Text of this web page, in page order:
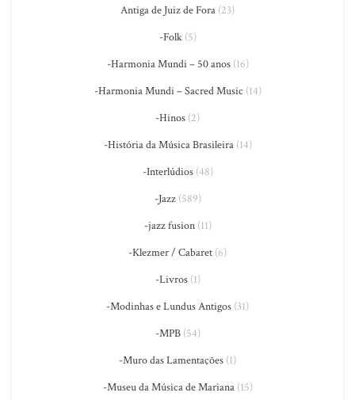
Antiga de Juiz de Fora (23)
-Folk(5)
-Harmonia Mundi – 50 anos(16)
-Harmonia Mundi – Sacred Music (14)
-Hinos (2)
-História da Música Brasileira(14)
-Interlúdios(48)
-Jazz(589)
-jazz fusion(11)
-Klezmer / Cabaret (6)
-Livros(1)
-Modinhas e Lundus Antigos (31)
-MPB(54)
-Muro das Lamentações (1)
-Museu da Música de Mariana(15)